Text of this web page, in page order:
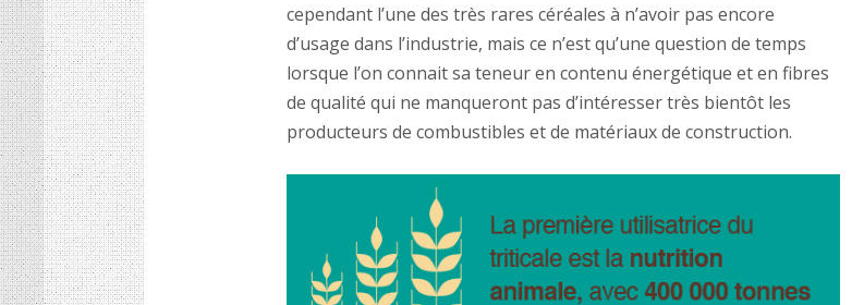
cependant l’une des très rares céréales à n’avoir pas encore
d’usage dans l’industrie, mais ce n’est qu’une question de temps
lorsque l’on connait sa teneur en contenu énergétique et en fibres
de qualité qui ne manqueront pas d’intéresser très bientôt les
producteurs de combustibles et de matériaux de construction.